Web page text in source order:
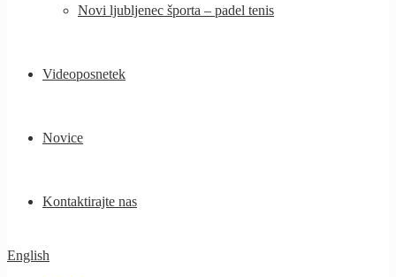
Novi ljubljenec športa – padel tenis
Videoposnetek
Novice
Kontaktirajte nas
English